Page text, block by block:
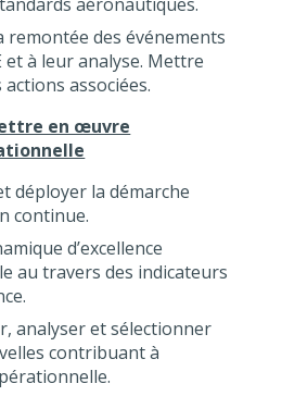
remontée des événements
et à leur analyse. Mettre
associées.
en œuvre
déployer la démarche
continue.
d’excellence
au travers des indicateurs
analyser et sélectionner
contribuant à